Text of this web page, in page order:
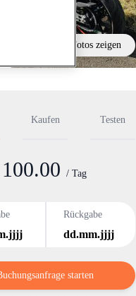
Alle Fotos zeigen
Kaufen Testen
/ Tag
Rückgabe
dd.mm.jjjj
starten